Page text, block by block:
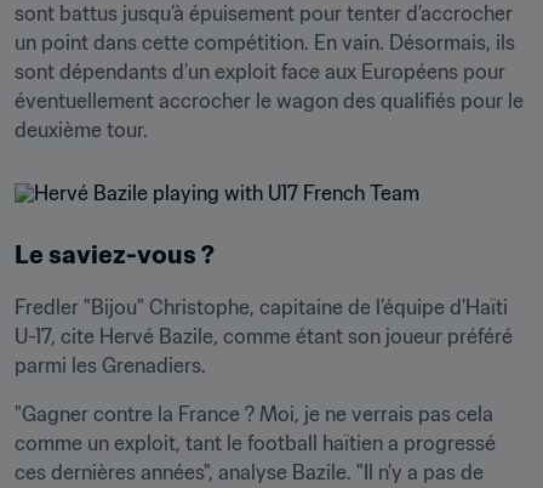
sont battus jusqu’à épuisement pour tenter d’accrocher
un point dans cette compétition. En vain. Désormais, ils
sont dépendants d’un exploit face aux Européens pour
éventuellement accrocher le wagon des qualifiés pour le
deuxième tour.
Le saviez-vous ?
Fredler "Bijou" Christophe, capitaine de l’équipe d’Haïti
U-17, cite Hervé Bazile, comme étant son joueur préféré
parmi les Grenadiers.
"Gagner contre la France ? Moi, je ne verrais pas cela
comme un exploit, tant le football haïtien a progressé
ces dernières années", analyse Bazile. "Il n’y a pas de